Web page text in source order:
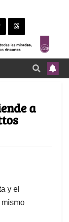
a
y el